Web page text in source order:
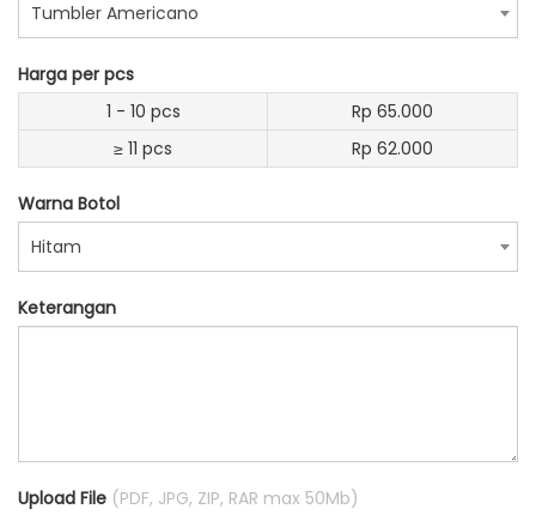
Tumbler Americano
Harga per pcs
1 - 10 pcs
Rp 65.000
≥ 11 pcs
Rp 62.000
Warna Botol
Hitam
Keterangan
Upload File (PDF, JPG, ZIP, RAR max 50Mb)